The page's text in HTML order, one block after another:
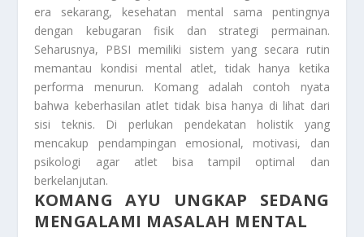
era sekarang, kesehatan mental sama pentingnya
dengan kebugaran fisik dan strategi permainan.
Seharusnya, PBSI memiliki sistem yang secara rutin
memantau kondisi mental atlet, tidak hanya ketika
performa menurun. Komang adalah contoh nyata
bahwa keberhasilan atlet tidak bisa hanya di lihat dari
sisi teknis. Di perlukan pendekatan holistik yang
mencakup pendampingan emosional, motivasi, dan
psikologi agar atlet bisa tampil optimal dan
berkelanjutan.
KOMANG AYU UNGKAP SEDANG
MENGALAMI MASALAH MENTAL